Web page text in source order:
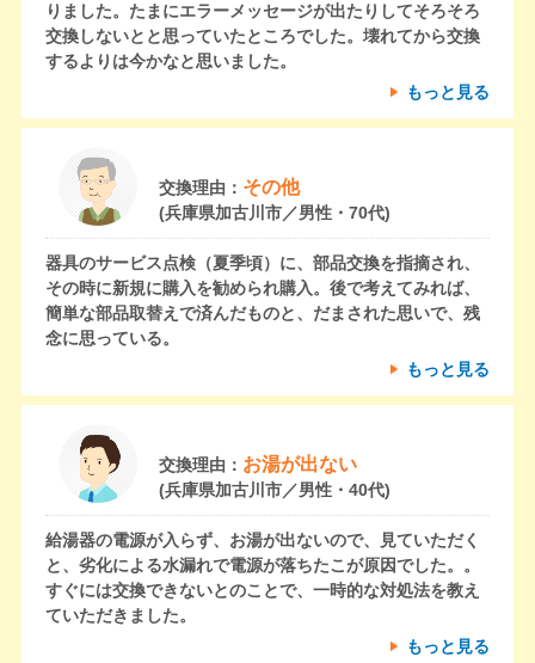
りました。たまにエラーメッセージが出たりしてそろそろ
交換しないとと思っていたところでした。壊れてから交換
するよりは今かなと思いました。
もっと見る
交換理由： その他
(兵庫県加古川市／男性・70代)
器具のサービス点検（夏季頃）に、部品交換を指摘され、
その時に新規に購入を勧められ購入。後で考えてみれば、
簡単な部品取替えで済んだものと、だまされた思いで、残
念に思っている。
もっと見る
交換理由： お湯が出ない
(兵庫県加古川市／男性・40代)
給湯器の電源が入らず、お湯が出ないので、見ていただく
と、劣化による水漏れで電源が落ちたこが原因でした。。
すぐには交換できないとのことで、一時的な対処法を教え
ていただきました。
もっと見る